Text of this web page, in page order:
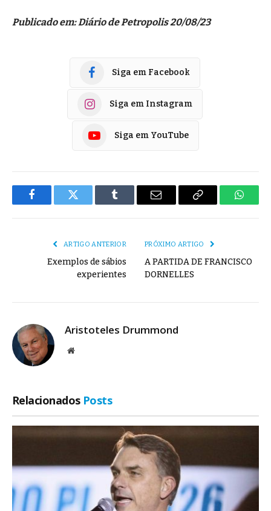
Publicado em: Diário de Petropolis 20/08/23
Siga em Facebook
Siga em Instagram
Siga em YouTube
FacebookTwitter Tumblr
E-
Copiar
ARTIGO ANTERIOR
Exemplos de sábios
experientes
PRÓXIMO ARTIGO
A PARTIDA DE FRANCISCO
DORNELLES
Aristoteles Drummond
Site
Relacionados Posts